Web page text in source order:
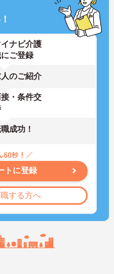
イナビ介護
ご登録
のご紹介
・条件交
成功！
トに登録
する方へ